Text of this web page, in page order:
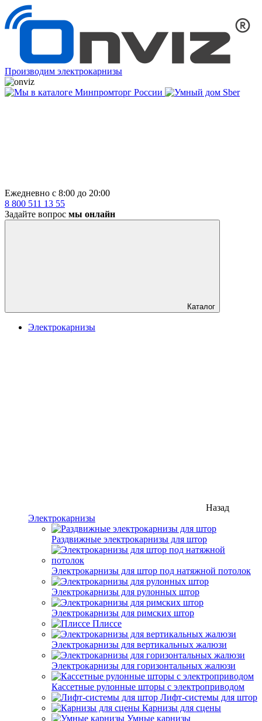
Производим электрокарнизы
Ежедневно с 8:00 до 20:00
8 800 511 13 55
Задайте вопрос мы онлайн
Каталог
Электрокарнизы
Назад
Электрокарнизы
Раздвижные электрокарнизы для штор
Электрокарнизы для штор под натяжной потолок
Электрокарнизы для рулонных штор
Электрокарнизы для римских штор
Плиссе
Электрокарнизы для вертикальных жалюзи
Электрокарнизы для горизонтальных жалюзи
Кассетные рулонные шторы с электроприводом
Лифт-системы для штор
Карнизы для сцены
Умные карнизы